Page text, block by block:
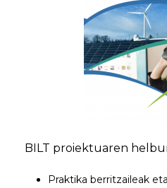
BILT proiektuaren
Praktika berritzaileak